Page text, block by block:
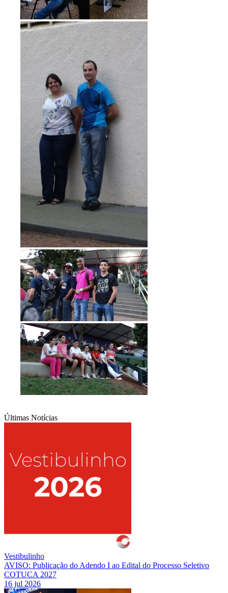
Últimas Notícias
Vestibulinho
AVISO: Publicação do Adendo I ao Edital do Processo Seletivo
COTUCA 2027
16 jul 2026